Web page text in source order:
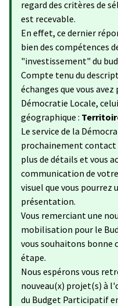
regard des critères de
est recevable.
En effet, ce dernier
bien des compétences
"investissement" du
Compte tenu du
échanges que vous avez
Démocratie Locale,
géographique :
Le service de la
prochainement contact
plus de détails et vous
communication de
visuel que vous
présentation.
Vous remerciant une
mobilisation pour le
vous souhaitons bonne
étape.
Nous espérons vous
nouveau(x) projet(s) à
du Budget Participatif